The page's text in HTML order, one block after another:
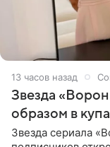
13 часов назад
Звезда
образом в
Звезда сериала